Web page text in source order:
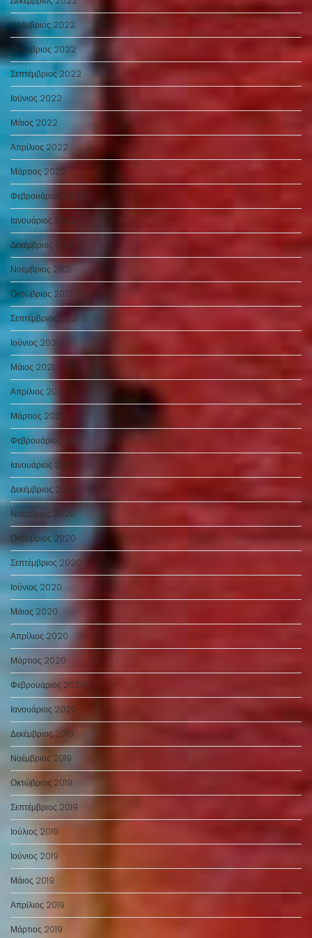
Νοέμβριος 2022
Οκτώβριος 2022
Σεπτέμβριος 2022
Ιούνιος 2022
Μάιος 2022
Απρίλιος 2022
Μάρτιος 2022
Φεβρουάριος 2022
Ιανουάριος 2022
Δεκέμβριος 2021
Νοέμβριος 2021
Οκτώβριος 2021
Σεπτέμβριος 2021
Ιούνιος 2021
Μάιος 2021
Απρίλιος 2021
Μάρτιος 2021
Φεβρουάριος 2021
Ιανουάριος 2021
Δεκέμβριος 2020
Νοέμβριος 2020
Οκτώβριος 2020
Σεπτέμβριος 2020
Ιούνιος 2020
Μάιος 2020
Απρίλιος 2020
Μάρτιος 2020
Φεβρουάριος 2020
Ιανουάριος 2020
Δεκέμβριος 2019
Νοέμβριος 2019
Οκτώβριος 2019
Σεπτέμβριος 2019
Ιούλιος 2019
Ιούνιος 2019
Μάιος 2019
Απρίλιος 2019
Μάρτιος 2019